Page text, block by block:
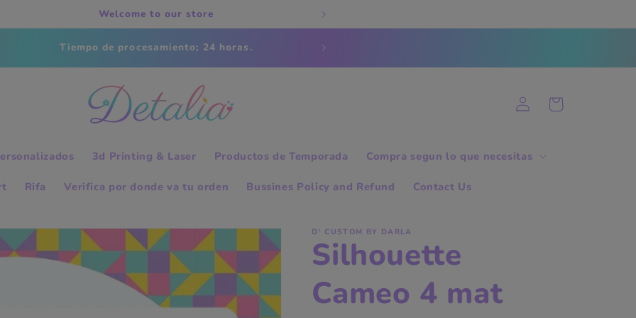
Welcome to our store
Tiempo de procesamiento; 24 horas.
3d Printing & Laser Productos de Temporada Compra segun lo que necesitas
Rifa Verifica por donde va tu orden Bussines Policy and Refund Contact Us
Log
in
Cart
D' CUSTOM BY DARLA
Silhouette
Cameo 4 mat